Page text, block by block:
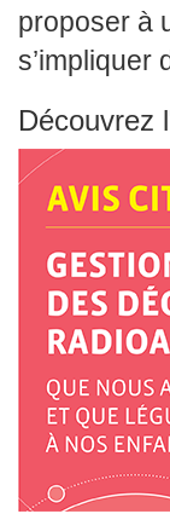
proposer à
s’impliquer
Découvrez